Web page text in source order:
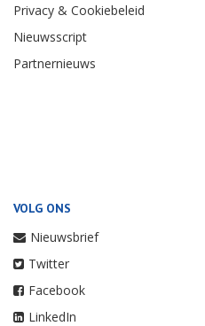
Privacy & Cookiebeleid
Nieuwsscript
Partnernieuws
VOLG ONS
Nieuwsbrief
Twitter
Facebook
LinkedIn